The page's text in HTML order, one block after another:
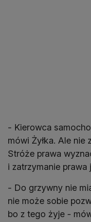
- Kierowca
mówi Żyłka. Ale nie
Stróże prawa
i zatrzymanie prawa
- Do grzywny nie
nie może sobie
bo z tego żyje -